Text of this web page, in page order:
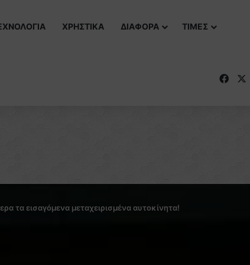
ΧΡΗΣΤΙΚΑ ΔΙΑΦΟΡΑ ΤΙΜΕΣ
τα εισαγόμενα μεταχειρισμένα αυτοκίνητα!